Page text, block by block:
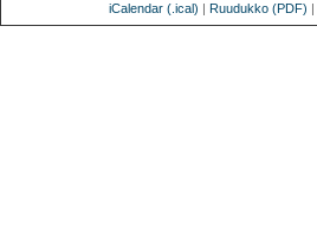
iCalendar (.ical) | Ruudukko (PDF) |